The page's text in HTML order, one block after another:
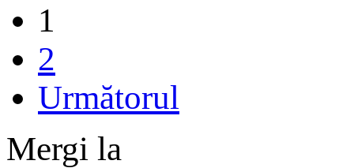
1
2
Următorul
Mergi la